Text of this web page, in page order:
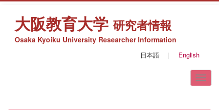
大阪教育大学 研究者情報
Osaka Kyoiku University Researcher Information
日本語 ｜ English